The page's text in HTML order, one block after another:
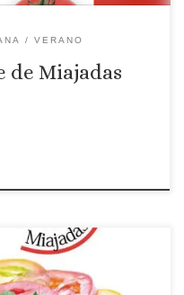
VERANO
de Miajadas